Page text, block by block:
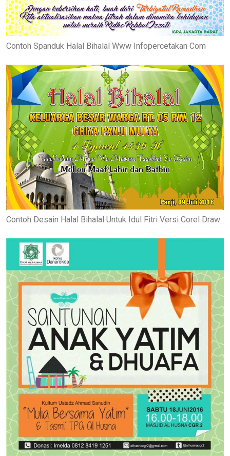
Contoh Spanduk Halal Bihalal Www Infopercetakan Com
Contoh Desain Halal Bihalal Untuk Idul Fitri Versi Corel Draw